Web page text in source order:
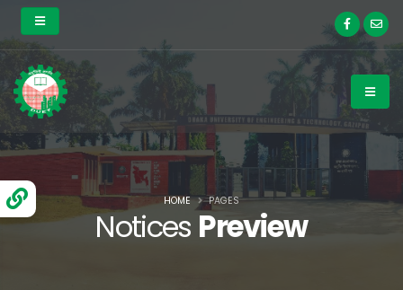
Notices Preview
HOME PAGES